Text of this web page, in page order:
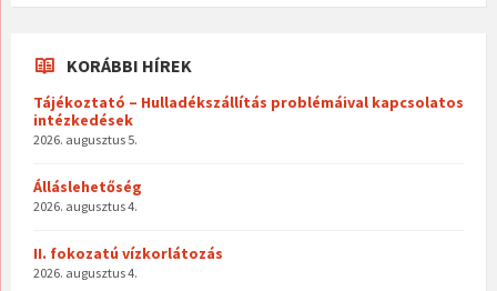
KORÁBBI HÍREK
Tájékoztató – Hulladékszállítás problémáival kapcsolatos
intézkedések
2026. augusztus 5.
Álláslehetőség
2026. augusztus 4.
II. fokozatú vízkorlátozás
2026. augusztus 4.